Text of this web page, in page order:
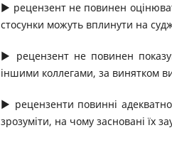
▶ рецензент не повинен
стосунки можуть вплинути на
▶ рецензент не повинен
іншими коллегами, за винятком
▶ рецензенти повинні
зрозуміти, на чому засновані їх